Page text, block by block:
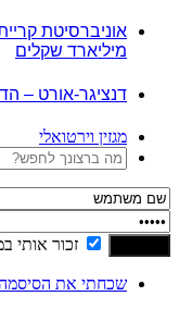
אוניברסיטת
מיליארד שקלים
דנציגר-אורט –
מגזין וירטואלי
זכור אותי
שכחתי את